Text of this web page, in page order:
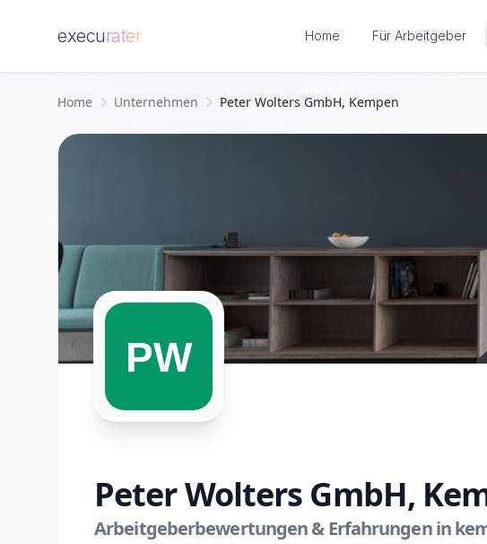
execurater Home Für Arbeitgeber
Home Unternehmen Peter Wolters GmbH, Kempen
Peter Wolters GmbH,
Arbeitgeberbewertungen & Erfahrungen in